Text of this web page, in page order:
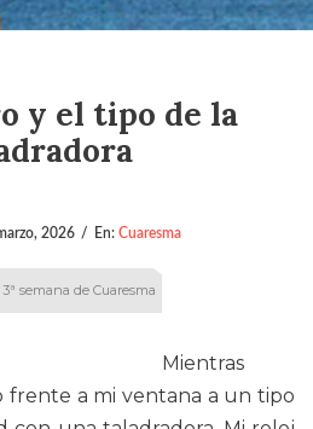
y el tipo de la
2026 / En: Cuaresma
semana de Cuaresma
Mientras
frente a mi ventana a un tipo